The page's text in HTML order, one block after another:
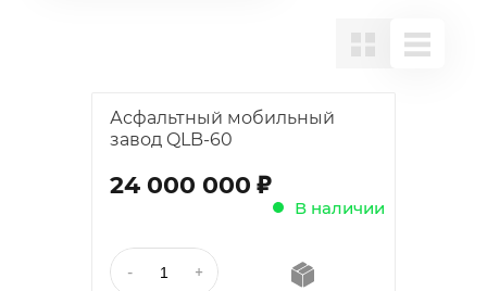
Асфальтный мобильный
завод QLB-60
24 000 000 ;
В наличии